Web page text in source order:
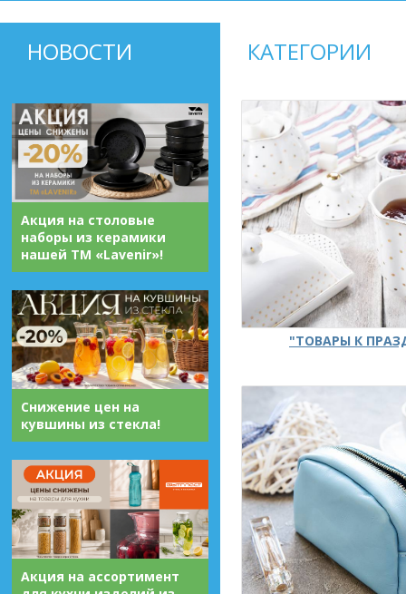
НОВОСТИ
Акция на столовые
наборы из керамики
нашей ТМ «Lavenir»!
Снижение цен на
кувшины из стекла!
Акция на ассортимент
КАТЕГОРИИ
"ТОВАРЫ К